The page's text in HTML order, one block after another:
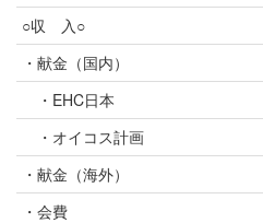
○収 入○
・献金（国内）
・EHC日本
・オイコス計画
・献金（海外）
・会費